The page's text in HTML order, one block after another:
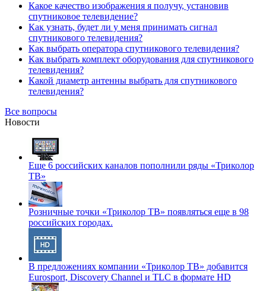
Какое качество изображения я получу, установив
спутниковое телевидение?
Как узнать, будет ли у меня принимать сигнал
спутникового телевидения?
Как выбрать оператора спутникового телевидения?
Как выбрать комплект оборудования для спутникового
телевидения?
Какой диаметр антенны выбрать для спутникового
телевидения?
Все вопросы
Новости
Еще 6 российских каналов пополнили ряды «Триколор
ТВ»
Розничные точки «Триколор ТВ» появляться еще в 98
российских городах.
В предложениях компании «Триколор ТВ» добавится
Eurosport, Discovery Channel и TLC в формате HD